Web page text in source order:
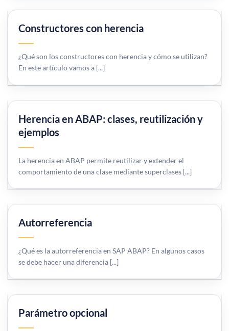
Constructores con herencia
¿Qué son los constructores con herencia y cómo se utilizan?
En este artículo vamos a [...]
Herencia en ABAP: clases, reutilización y
ejemplos
La herencia en ABAP permite reutilizar y extender el
comportamiento de una clase mediante superclases [...]
Autorreferencia
¿Qué es la autorreferencia en SAP ABAP? En algunos casos
se debe hacer una diferencia [...]
Parámetro opcional